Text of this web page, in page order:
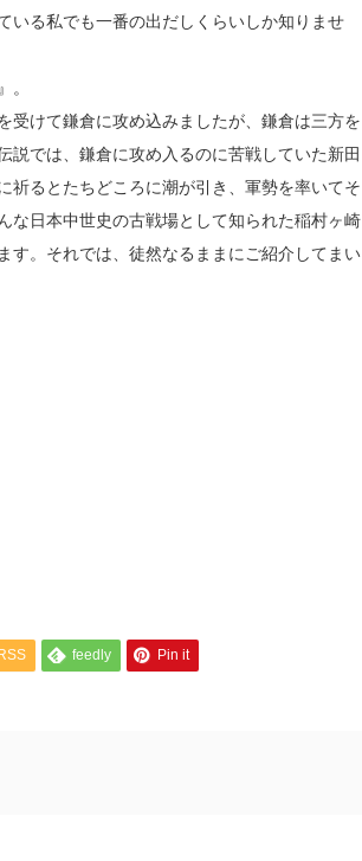
いる私でも一番の出だしくらいしか知りませ
。
受けて鎌倉に攻め込みましたが、鎌倉は三方を
説では、鎌倉に攻め入るのに苦戦していた新田
祈るとたちどころに潮が引き、軍勢を率いてそ
な日本中世史の古戦場として知られた稲村ヶ崎
す。それでは、徒然なるままにご紹介してまい
RSS feedly Pin it